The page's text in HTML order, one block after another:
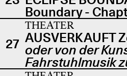
Boundary -
27
THEATER
AUSVERKAUFT
oder von der
Fahrstuhlmusik